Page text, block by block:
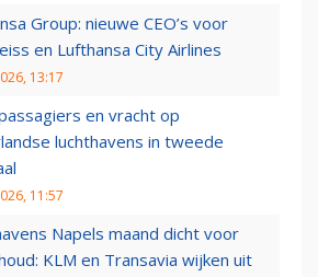
Group: nieuwe CEO’s voor
en Lufthansa City Airlines
13:17
en vracht op
luchthavens in tweede
11:57
Napels maand dicht voor
KLM en Transavia wijken uit